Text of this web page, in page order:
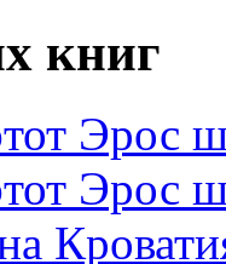
книг
Эрос
Эрос